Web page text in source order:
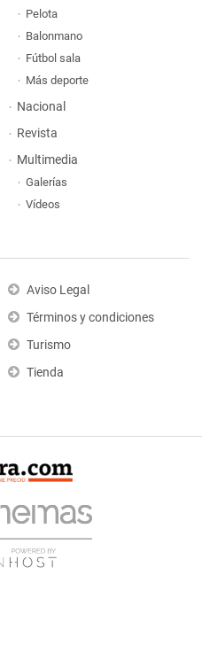
Pelota
Balonmano
Fútbol sala
Más deporte
Nacional
Revista
Multimedia
Galerías
Vídeos
Aviso Legal
Términos y condiciones
Turismo
Tienda